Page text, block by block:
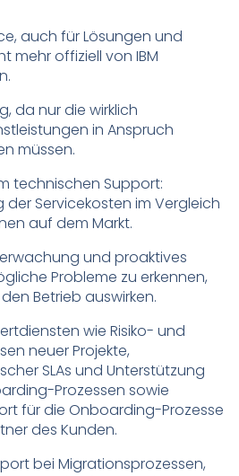
auch für Lösungen und
mehr offiziell von IBM
da nur die wirklich
in Anspruch
müssen.
technischen Support:
der Servicekosten im Vergleich
auf dem Markt.
und proaktives
Probleme zu erkennen,
Betrieb auswirken.
wie Risiko- und
neuer Projekte,
SLAs und Unterstützung
Prozessen sowie
für die Onboarding-Prozesse
des Kunden.
bei Migrationsprozessen,